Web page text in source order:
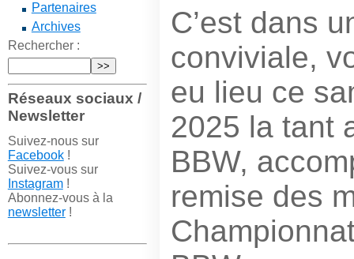
Partenaires
Archives
Rechercher :
Réseaux sociaux /
Newsletter
Suivez-nous sur
Facebook!
Suivez-vous sur
Instagram!
Abonnez-vous à la
newsletter!
C’est dans
conviviale,
eu lieu ce
2025 la tant
BBW,
remise des